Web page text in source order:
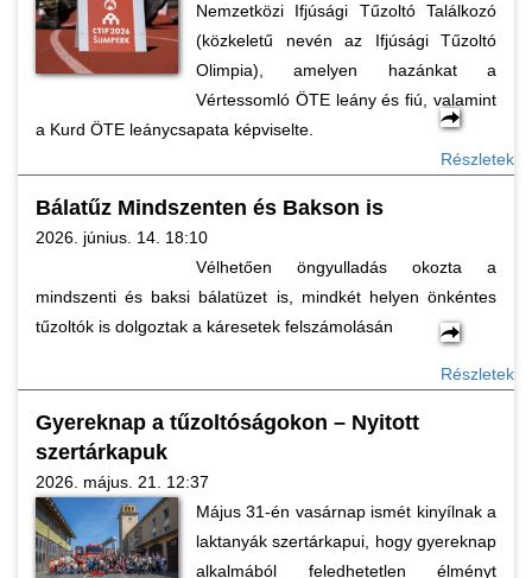
Nemzetközi Ifjúsági Tűzoltó Találkozó
(közkeletű nevén az Ifjúsági Tűzoltó
Olimpia), amelyen hazánkat a
Vértessomló ÖTE leány és fiú, valamint
a Kurd ÖTE leánycsapata képviselte.
Részletek
Bálatűz Mindszenten és Bakson is
2026. június. 14. 18:10
Vélhetően öngyulladás okozta a
mindszenti és baksi bálatüzet is, mindkét helyen önkéntes
tűzoltók is dolgoztak a káresetek felszámolásán
Részletek
Gyereknap a tűzoltóságokon – Nyitott
szertárkapuk
2026. május. 21. 12:37
Május 31-én vasárnap ismét kinyílnak a
laktanyák szertárkapui, hogy gyereknap
alkalmából feledhetetlen élményt